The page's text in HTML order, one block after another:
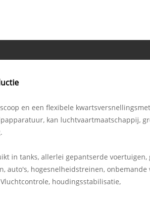
en een flexibele
kan luchtvaartmaatschappij,
in tanks, allerlei gepantserde voertuigen,
auto's, hogesnelheidstreinen, onbemande
houdingsstabilisatie,